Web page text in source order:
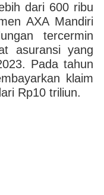
dari 600 ribu
AXA Mandiri
tercermin
asuransi yang
Pada tahun
klaim
Rp10 triliun.